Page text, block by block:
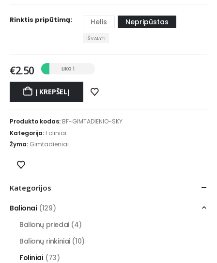
Rinktis pripūtimą Helis Nepripūstas
IŠVALYTI
€2.50 LIKO 1
Į KREPŠELĮ
Produkto kodas: BF-GIMTADIENIO-SKY
Kategorija: Foliniai
Žyma: Gimtadieniai
Kategorijos
Balionai (129)
Balionų priedai (4)
Balionų rinkiniai (10)
Foliniai (73)